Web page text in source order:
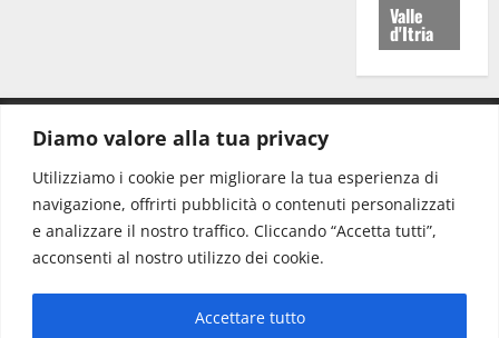
Diamo valore alla tua privacy
Utilizziamo i cookie per migliorare la tua esperienza di
navigazione, offrirti pubblicità o contenuti personalizzati
e analizzare il nostro traffico. Cliccando “Accetta tutti”,
acconsenti al nostro utilizzo dei cookie.
Accettare tutto
Valle
d'Itria
Redazione: redazione@www.martinasera.it
Direttore:direttore@www.martinasera.it
Info & Commerciale:info@www.martinasera.it